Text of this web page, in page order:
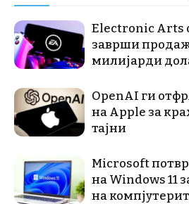
Electronic Arts
заврши
милијарди
OpenAI ги
на Apple за
тајни
Microsoft
на Windows 11
на